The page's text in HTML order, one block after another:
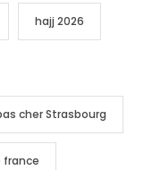
hajj 2026
cher Strasbourg
france